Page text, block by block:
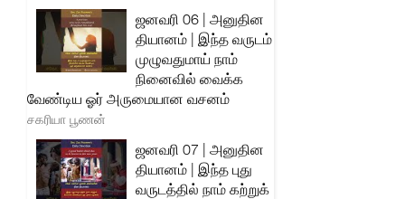
ஜனவரி 06 | அனுதின
தியானம் | இந்த வருடம்
முழுவதுமாய் நாம்
நினைவில் வைக்க
வேண்டிய ஓர் அருமையான வசனம்
சகரியா பூணன்
ஜனவரி 07 | அனுதின
தியானம் | இந்த புது
வருடத்தில் நாம் கற்றுக்